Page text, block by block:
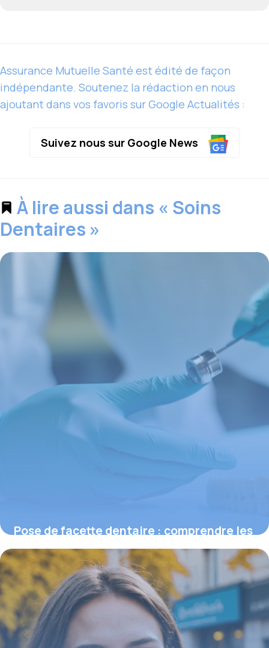
Assurance Mutuelle Santé est édité de façon
indépendante. Soutenez la rédaction en nous
ajoutant dans vos favoris sur Google Actualités :
Suivez nous sur Google News
À lire aussi dans « Soins
Dentaires »
Pose de facette dentaire : comprendre les
prix et ce qui influence le devis
16 juin 2026